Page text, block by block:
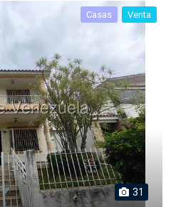
Casas Venta
31